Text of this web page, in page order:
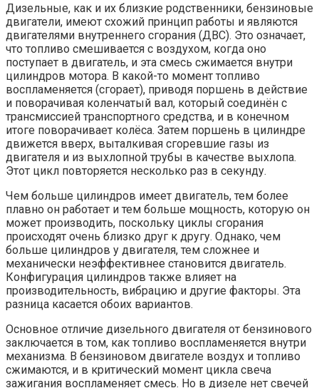
Дизельные, как и их близкие родственники, бензиновые
двигатели, имеют схожий принцип работы и являются
двигателями внутреннего сгорания (ДВС). Это означает,
что топливо смешивается с воздухом, когда оно
поступает в двигатель, и эта смесь сжимается внутри
цилиндров мотора. В какой-то момент топливо
воспламеняется (сгорает), приводя поршень в действие
и поворачивая коленчатый вал, который соединён с
трансмиссией транспортного средства, и в конечном
итоге поворачивает колёса. Затем поршень в цилиндре
движется вверх, выталкивая сгоревшие газы из
двигателя и из выхлопной трубы в качестве выхлопа.
Этот цикл повторяется несколько раз в секунду.
Чем больше цилиндров имеет двигатель, тем более
плавно он работает и тем больше мощность, которую он
может производить, поскольку циклы сгорания
происходят очень близко друг к другу. Однако, чем
больше цилиндров у двигателя, тем сложнее и
механически неэффективнее становится двигатель.
Конфигурация цилиндров также влияет на
производительность, вибрацию и другие факторы. Эта
разница касается обоих вариантов.
Основное отличие дизельного двигателя от бензинового
заключается в том, как топливо воспламеняется внутри
механизма. В бензиновом двигателе воздух и топливо
сжимаются, и в критический момент цикла свеча
зажигания воспламеняет смесь. Но в дизеле нет свечей